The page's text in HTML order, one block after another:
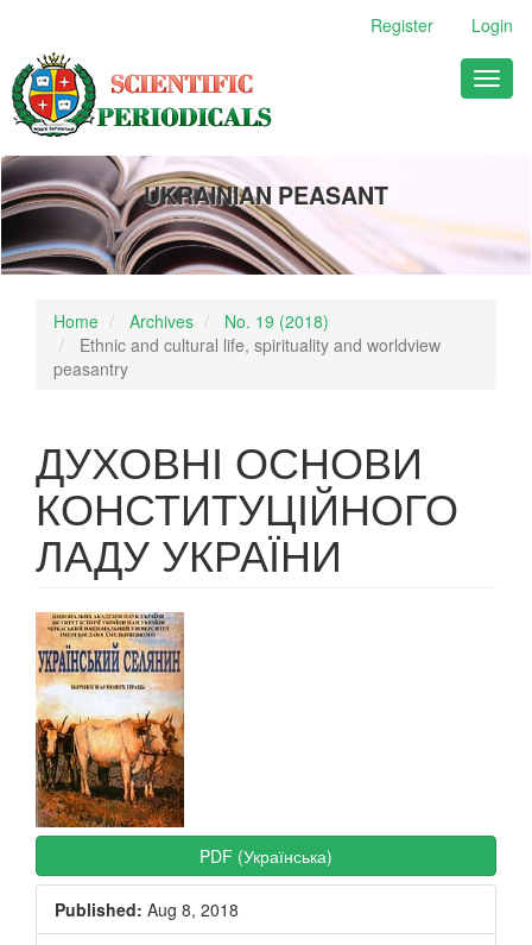
Main
Content
Sidebar
Register Login
UKRAINIAN PEASANT
Home Archives
No. 19 (2018)
Ethnic and cultural life, spirituality and worldview
peasantry
ДУХОВНІ ОСНОВИ
КОНСТИТУЦІЙНОГО
ЛАДУ УКРАЇНИ
Article
Sidebar
PDF (Українська)
Published: Aug 8, 2018